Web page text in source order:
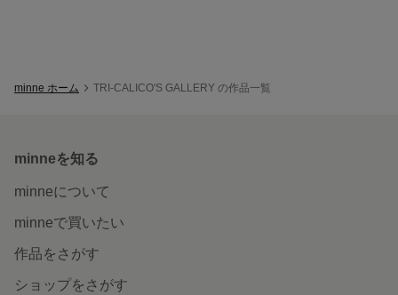
minne ホーム TRI-CALICO'S GALLERY の作品一覧
minneを知る
minneについて
minneで買いたい
作品をさがす
ショップをさがす